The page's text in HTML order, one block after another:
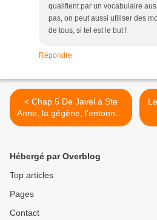
qualifient par un vocabulaire
pas, on peut aussi utiliser des
de tous, si tel est le but !
Répondre
< Chap.5 De Javel à Ste
Anne, la gégène, l'entonnoir
ou le merlin ?
Hébergé par Overblog
Top articles
Pages
Contact